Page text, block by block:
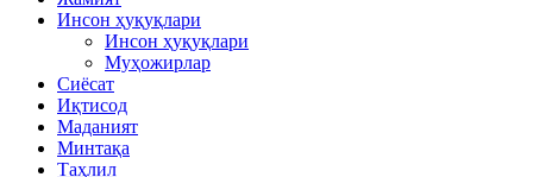
Инсон ҳуқуқлари
Инсон ҳуқуқлари
Муҳожирлар
Сиёсат
Иқтисод
Mаданият
Минтақа
Таҳлил